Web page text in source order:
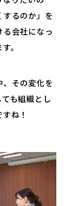
るのか」を
会社になっ
。
その変化を
も組織とし
ね！